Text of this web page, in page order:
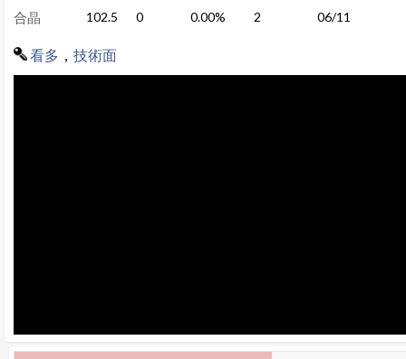
合晶 102.5 0 0.00% 2 06/11
看多 技術面